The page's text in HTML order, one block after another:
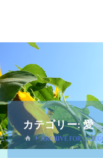
ス
教
福
宣
会
_
摂
カテゴリー:愛
ARCHIVE FOR